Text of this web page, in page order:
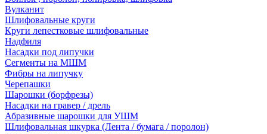
Вулканит
Шлифовальные круги
Круги лепестковые шлифовальные
Надфиля
Насадки под липучки
Сегменты на МШМ
Фибры на липучку
Черепашки
Шарошки (борфрезы)
Насадки на гравер / дрель
Абразивные шарошки для УШМ
Шлифовальная шкурка (Лента / бумага / поролон)